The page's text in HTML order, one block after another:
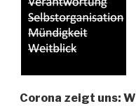
Corona zeigt uns: